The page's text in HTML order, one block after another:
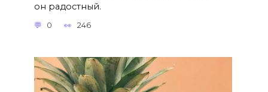
он радостный.
0 246